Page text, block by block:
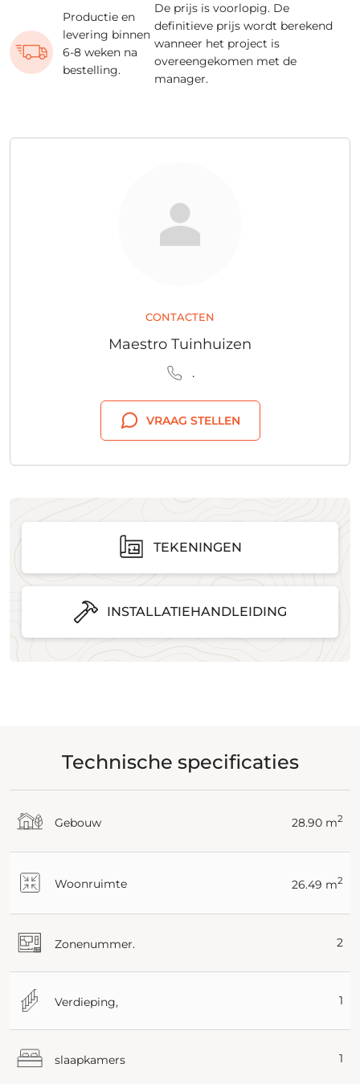
Productie en
levering binnen
6-8 weken na
bestelling.
De prijs is voorlopig. De
definitieve prijs wordt berekend
wanneer het project is
overeengekomen met de
manager.
CONTACTEN
Maestro Tuinhuizen
.
VRAAG STELLEN
TEKENINGEN
INSTALLATIEHANDLEIDING
Technische specificaties
Gebouw 28.90 m2
Woonruimte 26.49 m2
Zonenummer. 2
Verdieping, 1
slaapkamers 1